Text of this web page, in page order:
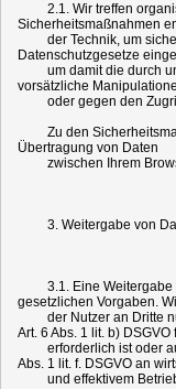
2.1. Wir treffen
Sicherheitsmaßnahmen
der Technik, um
Datenschutzgesetze
um damit die durch
vorsätzliche
oder gegen den Zugriff
Zu den
Übertragung von Daten
zwischen Ihrem
3. Weitergabe von
3.1. Eine Weitergabe
gesetzlichen Vorgaben.
der Nutzer an Dritte
Art. 6 Abs. 1 lit. b)
erforderlich ist oder auf
Abs. 1 lit. f. DSGVO an
und effektivem Betrieb